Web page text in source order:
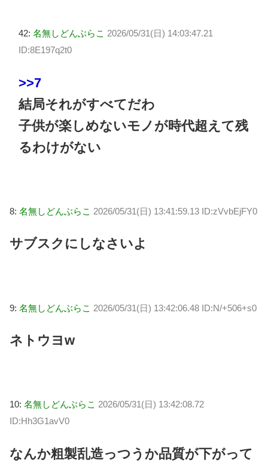
42: 名無しどんぶらこ 2026/05/31(日) 14:03:47.21
ID:8E197q2t0
>>7
結局それがすべてだわ
子供が楽しめないモノが時代超えて残
るわけがない
8: 名無しどんぶらこ 2026/05/31(日) 13:41:59.13 ID:zVvbEjFY0
サブスクにしなさいよ
9: 名無しどんぶらこ 2026/05/31(日) 13:42:06.48 ID:N/+506+s0
ネトウヨw
10: 名無しどんぶらこ 2026/05/31(日) 13:42:08.72
ID:Hh3G1avV0
なんか粗製乱造っつうか品質が下がって